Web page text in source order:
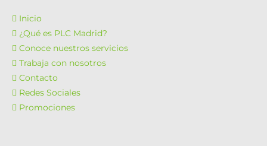
Inicio
¿Qué es PLC Madrid?
Conoce nuestros servicios
Trabaja con nosotros
Contacto
Redes Sociales
Promociones